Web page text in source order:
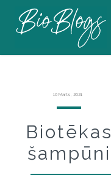
10 Marts, 2021
Biotēkas
šampūni